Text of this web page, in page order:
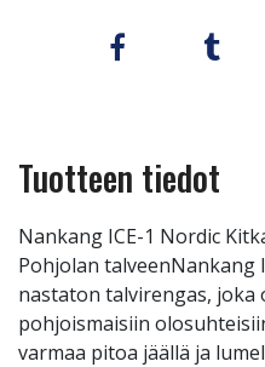
Tuotteen tiedot
Nankang ICE-1 Nordic
Pohjolan talveenNankang
nastaton talvirengas,
pohjoismaisiin
varmaa pitoa jäällä ja